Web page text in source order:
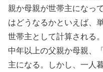
親か母親が世帯主になっ
はどうなるかといえば、
世帯主として計算される
中年以上の父親か母親、
主になる。しかし、一人